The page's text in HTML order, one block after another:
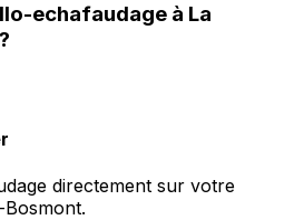
echafaudage à La
?
directement sur votre